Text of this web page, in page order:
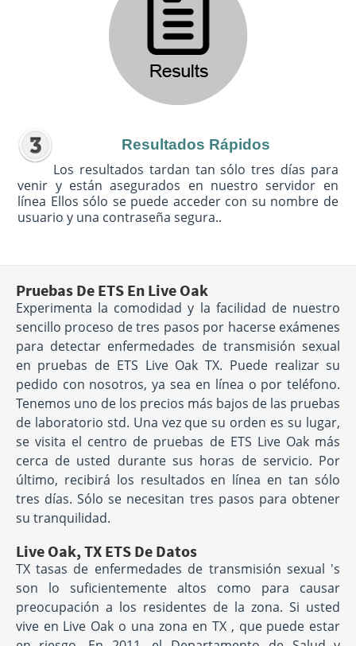
Resultados Rápidos
Los resultados tardan tan sólo tres días para
venir y están asegurados en nuestro servidor en
línea Ellos sólo se puede acceder con su nombre de
usuario y una contraseña segura..
Pruebas De ETS En Live Oak
Experimenta la comodidad y la facilidad de nuestro
sencillo proceso de tres pasos por hacerse exámenes
para detectar enfermedades de transmisión sexual
en pruebas de ETS Live Oak TX. Puede realizar su
pedido con nosotros, ya sea en línea o por teléfono.
Tenemos uno de los precios más bajos de las pruebas
de laboratorio std. Una vez que su orden es su lugar,
se visita el centro de pruebas de ETS Live Oak más
cerca de usted durante sus horas de servicio. Por
último, recibirá los resultados en línea en tan sólo
tres días. Sólo se necesitan tres pasos para obtener
su tranquilidad.
Live Oak, TX ETS De Datos
TX tasas de enfermedades de transmisión sexual 's
son lo suficientemente altos como para causar
preocupación a los residentes de la zona. Si usted
vive en Live Oak o una zona en TX , que puede estar